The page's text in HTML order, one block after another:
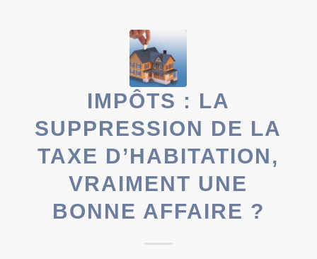
IMPÔTS : LA
SUPPRESSION DE LA
TAXE D’HABITATION,
VRAIMENT UNE
BONNE AFFAIRE ?